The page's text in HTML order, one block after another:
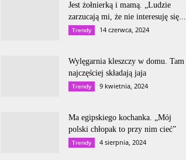
Jest żołnierką i mamą. „Ludzie
zarzucają mi, że nie interesuję się...
Trendy 14 czerwca, 2024
Wylęgarnia kleszczy w domu. Tam
najczęściej składają jaja
Trendy 9 kwietnia, 2024
Ma egipskiego kochanka. „Mój
polski chłopak to przy nim cieć”
Trendy 4 sierpnia, 2024